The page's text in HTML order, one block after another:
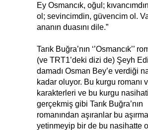
Ey Osmancık, oğul;
ol; sevincimdin, güvencim ol.
ananın duasını dile.”
Tarık Buğra’nın ‘’Osmancık’’
(ve TRT1’deki dizi de) Şeyh
damadı Osman Bey’e verdiği
kadar oluyor. Bu kurgu romanı
karakterleri ve bu kurgu nasihati
gerçekmiş gibi Tarık Buğra’nın
romanından aşıranlar bu
yetinmeyip bir de bu nasihatte